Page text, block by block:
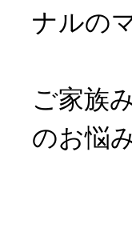
ナルの
ご家族
のお悩